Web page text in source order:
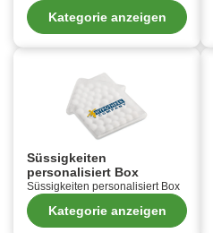
Kategorie anzeigen
Süssigkeiten
personalisiert Box
Süssigkeiten personalisiert Box
Kategorie anzeigen